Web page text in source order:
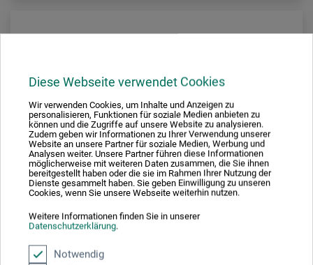
Diese Webseite verwendet Cookies
Wir verwenden Cookies, um Inhalte und Anzeigen zu
personalisieren, Funktionen für soziale Medien anbieten zu
können und die Zugriffe auf unsere Website zu analysieren.
Zudem geben wir Informationen zu Ihrer Verwendung unserer
Website an unsere Partner für soziale Medien, Werbung und
Analysen weiter. Unsere Partner führen diese Informationen
möglicherweise mit weiteren Daten zusammen, die Sie ihnen
bereitgestellt haben oder die sie im Rahmen Ihrer Nutzung der
Dienste gesammelt haben. Sie geben Einwilligung zu unseren
Cookies, wenn Sie unsere Webseite weiterhin nutzen.
Weitere Informationen finden Sie in unserer
Datenschutzerklärung.
Notwendig
boesner